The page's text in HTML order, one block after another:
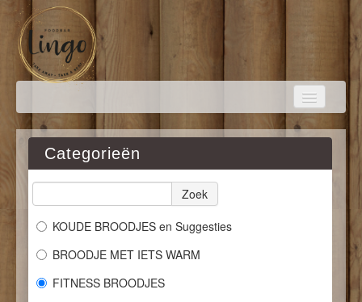
Categorieën
Zoek
KOUDE BROODJES en Suggesties
BROODJE MET IETS WARM
FITNESS BROODJES